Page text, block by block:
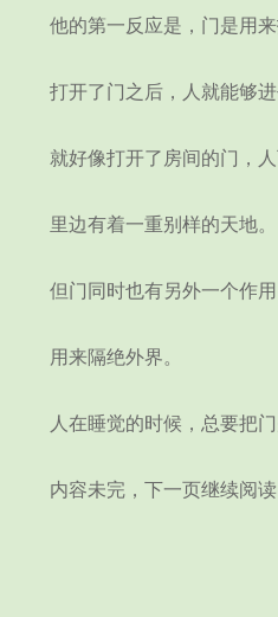
他的第一反应是，门是用来
打开了门之后，人就能够进
就好像打开了房间的门，人
里边有着一重别样的天地。
但门同时也有另外一个作用
用来隔绝外界。
人在睡觉的时候，总要把门
内容未完，下一页继续阅读